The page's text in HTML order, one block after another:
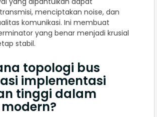
menciptakan noise, dan
komunikasi. Ini membuat
yang benar menjadi krusial
stabil.
topologi bus
implementasi
tinggi dalam